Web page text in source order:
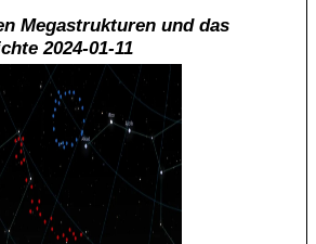
Megastrukturen und das
2024-01-11